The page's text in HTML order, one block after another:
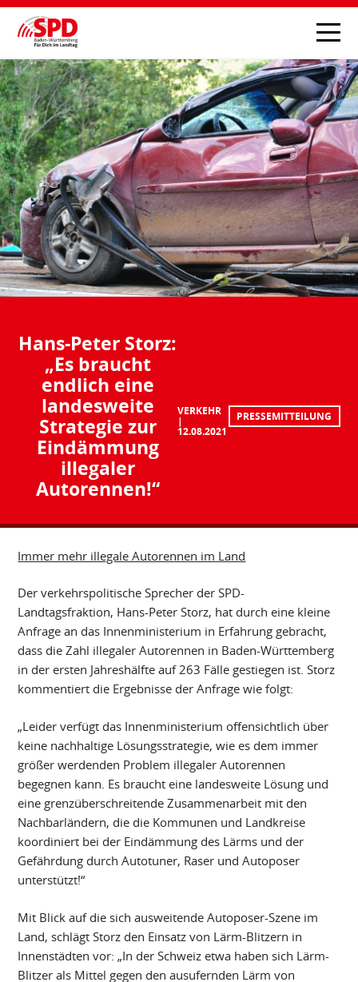
Hans-Peter Storz:
„Es braucht
endlich eine
landesweite
Strategie zur
Eindämmung
illegaler
Autorennen!“
VERKEHR
12.08.2021
PRESSEMITTEILUNG
Immer mehr illegale Autorennen im Land
Der verkehrspolitische Sprecher der SPD-
Landtagsfraktion, Hans-Peter Storz, hat durch eine kleine
Anfrage an das Innenministerium in Erfahrung gebracht,
dass die Zahl illegaler Autorennen in Baden-Württemberg
in der ersten Jahreshälfte auf 263 Fälle gestiegen ist. Storz
kommentiert die Ergebnisse der Anfrage wie folgt:
„Leider verfügt das Innenministerium offensichtlich über
keine nachhaltige Lösungsstrategie, wie es dem immer
größer werdenden Problem illegaler Autorennen
begegnen kann. Es braucht eine landesweite Lösung und
eine grenzüberschreitende Zusammenarbeit mit den
Nachbarländern, die die Kommunen und Landkreise
koordiniert bei der Eindämmung des Lärms und der
Gefährdung durch Autotuner, Raser und Autoposer
unterstützt!“
Mit Blick auf die sich ausweitende Autoposer-Szene im
Land, schlägt Storz den Einsatz von Lärm-Blitzern in
Innenstädten vor: „In der Schweiz etwa haben sich Lärm-
Blitzer als Mittel gegen den ausufernden Lärm von